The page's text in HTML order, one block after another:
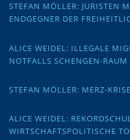
STEFAN MÖLLER: JURISTEN
ENDGEGNER DER
ALICE WEIDEL: ILLEGALE
NOTFALLS SCHENGEN-RAUM
STEFAN MÖLLER: MERZ-
ALICE WEIDEL:
WIRTSCHAFTSPOLITISCHE